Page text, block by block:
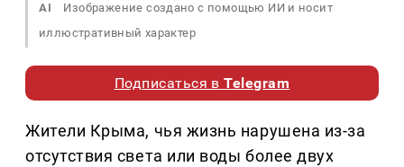
AI
Изображение создано с помощью ИИ и носит
иллюстративный характер
Подписаться вTelegram
Жители Крыма, чья жизнь нарушена из-за
отсутствия света или воды более двух